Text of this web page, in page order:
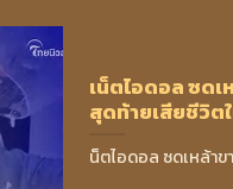
เน็ตไอดอล ซดเ
สุดท้ายเสียชีวิต
น็ตไอดอล ซดเหล้า